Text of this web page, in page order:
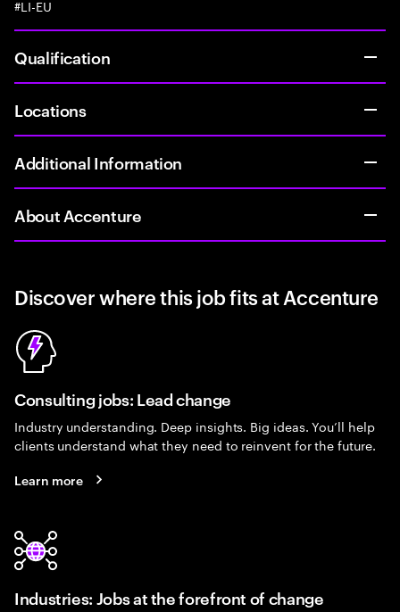
#LI-EU
Qualification
Locations
Additional Information
About Accenture
Discover where this job fits at Accenture
Consulting jobs: Lead change
Industry understanding. Deep insights. Big ideas. You’ll help
clients understand what they need to reinvent for the future.
Learn more
Industries: Jobs at the forefront of change